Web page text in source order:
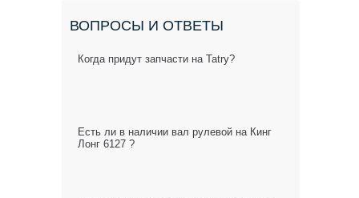
ВОПРОСЫ И ОТВЕТЫ
Когда придут запчасти на Tatry?
Есть ли в наличии вал рулевой на Кинг
Лонг 6127 ?